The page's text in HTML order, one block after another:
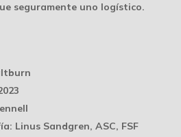
seguramente uno logístico.
: Linus Sandgren, ASC, FSF